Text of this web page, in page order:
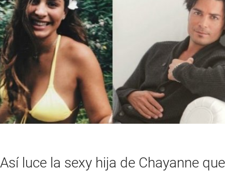
Así luce la sexy hija de Chayanne que